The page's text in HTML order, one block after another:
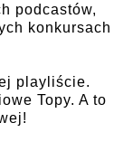
podcastów,
konkursach
playliście.
Topy. A to